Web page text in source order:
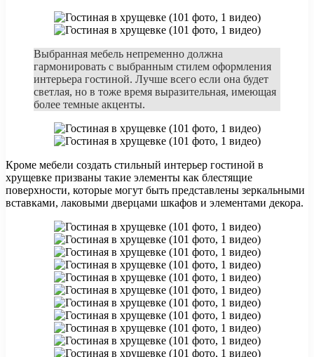
Выбранная мебель непременно должна
гармонировать с выбранным стилем оформления
интерьера гостиной. Лучше всего если она будет
светлая, но в тоже время выразительная, имеющая
более темные акценты.
Кроме мебели создать стильный интерьер гостиной в
хрущевке призваны такие элементы как блестящие
поверхности, которые могут быть представлены зеркальными
вставками, лаковыми дверцами шкафов и элементами декора.